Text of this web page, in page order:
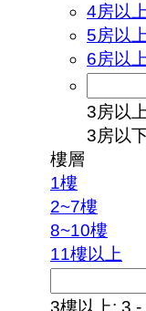
4房以上
5房以上
6房以上
3房以
3房以
樓層
1樓
2~7樓
8~10樓
11樓以上
3樓以上: 3 -